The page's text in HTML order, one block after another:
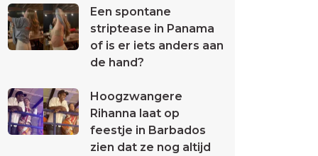
Een spontane
striptease in Panama
of is er iets anders aan
de hand?
Hoogzwangere
Rihanna laat op
feestje in Barbados
zien dat ze nog altijd